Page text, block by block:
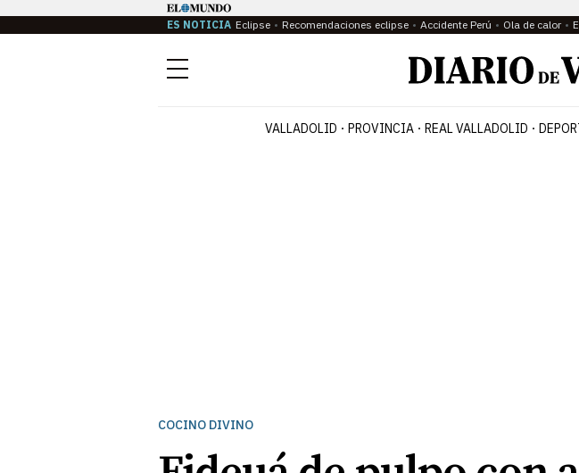
ES NOTICIA Eclipse Recomendaciones eclipse Accidente Perú Ola de calor
Menú
VALLADOLID PROVINCIA REAL VALLADOLID
COCINO DIVINO